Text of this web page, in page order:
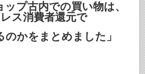
ップ古内での買い物は、
ス消費者還元で
のかをまとめました」